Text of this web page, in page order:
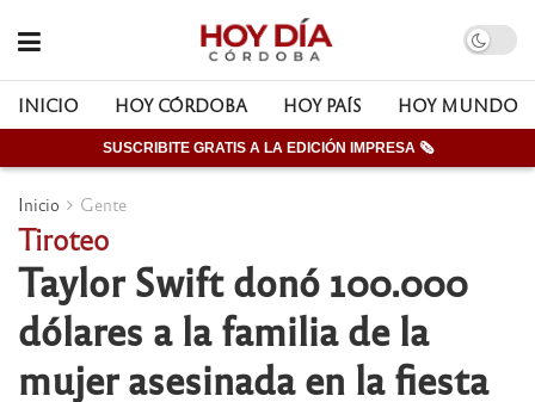
INICIO HOY CÓRDOBA HOY PAÍS HOY MUNDO
SUSCRIBITE GRATIS A LA EDICIÓN IMPRESA 🗞
Inicio Gente
Tiroteo
Taylor Swift donó 100.000
dólares a la familia de la
mujer asesinada en la fiesta